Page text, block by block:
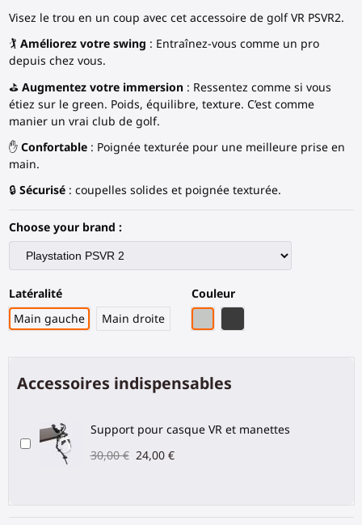
Visez le trou en un coup avec cet accessoire de golf VR PSVR2.
🏌️ Améliorez votre swing : Entraînez-vous comme un pro
depuis chez vous.
⛳ Augmentez votre immersion: Ressentez comme si vous
étiez sur le green. Poids, équilibre, texture. C’est comme
manier un vrai club de golf.
✋ Confortable: Poignée texturée pour une meilleure prise en
main.
🔒 Sécurisé: coupelles solides et poignée texturée.
Choose your brand :
Latéralité
Main gauche
Main droite
Couleur
Accessoires indispensables
Support pour casque VR et manettes
30,00 € 24,00 €